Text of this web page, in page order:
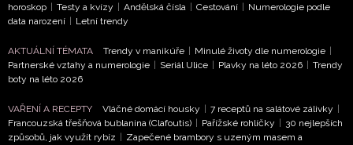
horoskop
Testy a kvízy Andělská čísla Cestování
Numerologie podle
data narození
Letní trendy
AKTUÁLNÍ TÉMATA Trendy v manikúře Minulé životy dle numerologie
Partnerské vztahy a numerologie
Seriál Ulice Plavky na léto 2026
Trendy
boty na léto 2026
VAŘENÍ A RECEPTY Vláčné domácí housky 7 receptů na salátové zálivky
Francouzská třešňová bublanina (Clafoutis)
Pařížské rohlíčky
30 nejlepších
způsobů, jak využít rybíz
Zapečené brambory s uzeným masem a